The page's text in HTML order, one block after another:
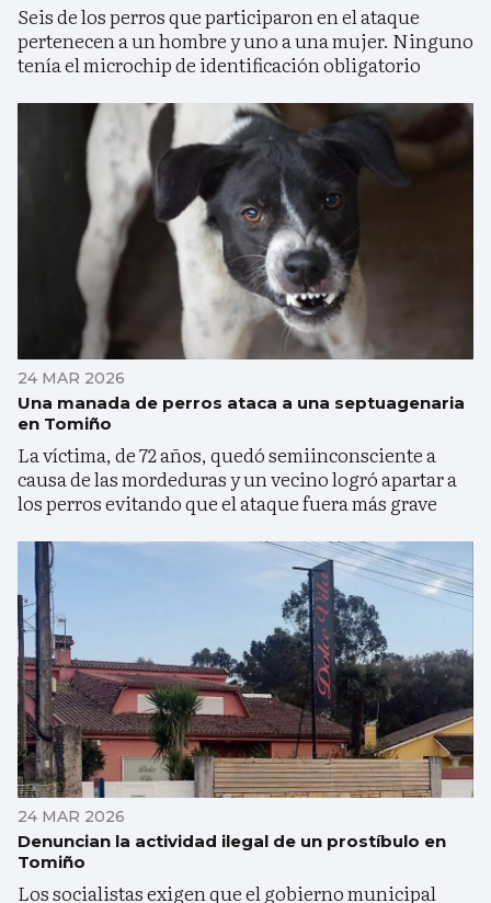
Seis de los perros que participaron en el ataque
pertenecen a un hombre y uno a una mujer. Ninguno
tenía el microchip de identificación obligatorio
24 MAR 2026
Una manada de perros ataca a una septuagenaria
en Tomiño
La víctima, de 72 años, quedó semiinconsciente a
causa de las mordeduras y un vecino logró apartar a
los perros evitando que el ataque fuera más grave
24 MAR 2026
Denuncian la actividad ilegal de un prostíbulo en
Tomiño
Los socialistas exigen que el gobierno municipal